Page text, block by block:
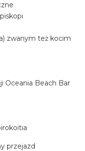
zwanym też kocim
Oceania Beach Bar
przejazd